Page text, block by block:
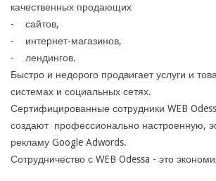
качественных продающих
- сайтов,
- интернет-магазинов,
- лендингов.
Быстро и недорого продвигает услуги и
системах и социальных сетях.
Сертифицированные сотрудники WEB
создают профессионально настроенную,
рекламу Google Adwords.
Сотрудничество с WEB Odessa - это